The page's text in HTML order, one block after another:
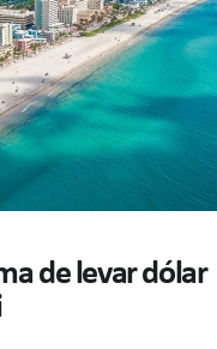
de levar dólar